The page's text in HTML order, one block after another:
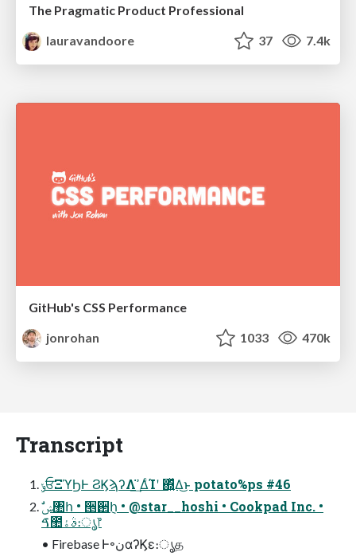
The Pragmatic Product Professional
lauravandoore
37 7.4k
GitHub's CSS Performance
jonrohan
1033 470k
Transcript
ݸਓΞϓϦͰ ϨϏϡʔΛߴ͘͢ΔͨΊʹ ΍͍ͬͯΔ͜ͱ potato%ps #46
ࠃ಺ࣄۀ։ൃ෦
• Firebase Ͱ৽نαʔϏε։ൃத